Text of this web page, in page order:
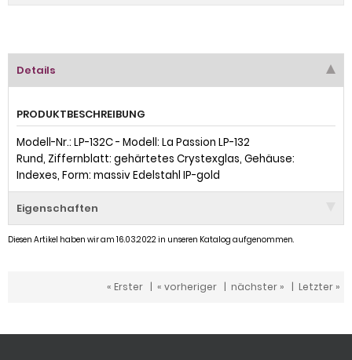
Details
PRODUKTBESCHREIBUNG
Modell-Nr.: LP-132C - Modell: La Passion LP-132
Rund, Ziffernblatt: gehärtetes Crystexglas, Gehäuse:
Indexes, Form: massiv Edelstahl IP-gold
Eigenschaften
Diesen Artikel haben wir am 16.03.2022 in unseren Katalog aufgenommen.
« Erster | « vorheriger | nächster » | Letzter »